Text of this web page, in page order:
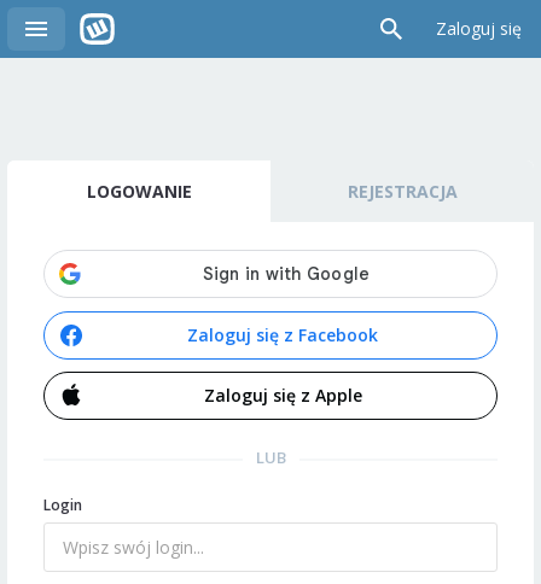
Zaloguj się
LOGOWANIE REJESTRACJA
Zaloguj się z Facebook
Zaloguj się z Apple
LUB
Login